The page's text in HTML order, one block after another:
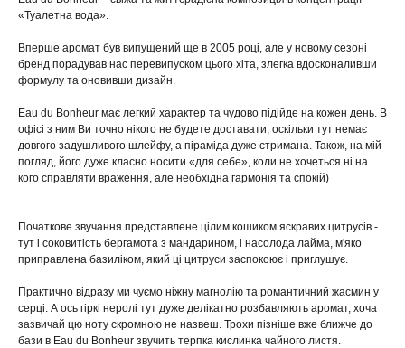
«Туалетна вода».
Вперше аромат був випущений ще в 2005 році, але у новому сезоні
бренд порадував нас перевипуском цього хіта, злегка вдосконаливши
формулу та оновивши дизайн.
Eau du Bonheur має легкий характер та чудово підійде на кожен день. В
офісі з ним Ви точно нікого не будете доставати, оскільки тут немає
довгого задушливого шлейфу, а піраміда дуже стримана. Також, на мій
погляд, його дуже класно носити «для себе», коли не хочеться ні на
кого справляти враження, але необхідна гармонія та спокій)
Початкове звучання представлене цілим кошиком яскравих цитрусів -
тут і соковитість бергамота з мандарином, і насолода лайма, м'яко
приправлена ​​базиліком, який ці цитруси заспокоює і приглушує.
Практично відразу ми чуємо ніжну магнолію та романтичний жасмин у
серці. А ось гіркі неролі тут дуже делікатно розбавляють аромат, хоча
зазвичай цю ноту скромною не назвеш. Трохи пізніше вже ближче до
бази в Eau du Bonheur звучить терпка кислинка чайного листя.